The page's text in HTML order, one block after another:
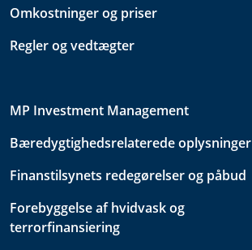
Omkostninger og priser
Regler og vedtægter
MP Investment Management
Bæredygtighedsrelaterede oplysninger
Finanstilsynets redegørelser og påbud
Forebyggelse af hvidvask og
terrorfinansiering